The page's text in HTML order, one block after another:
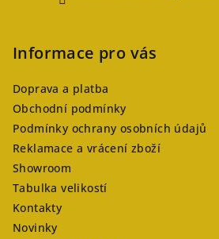
Informace pro vás
Doprava a platba
Obchodní podmínky
Podmínky ochrany osobních údajů
Reklamace a vrácení zboží
Showroom
Tabulka velikostí
Kontakty
Novinky